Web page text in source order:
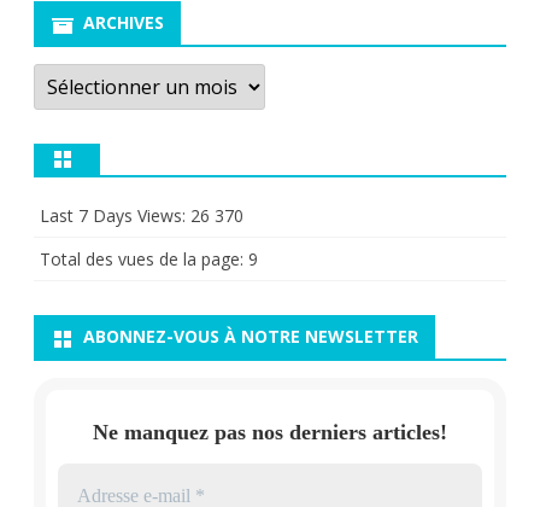
ARCHIVES
Archives
Last 7 Days Views: 26 370
Total des vues de la page: 9
ABONNEZ-VOUS À NOTRE NEWSLETTER
Ne manquez pas nos derniers articles!